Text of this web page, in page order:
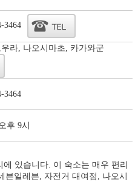
3464
우라, 나오시마초, 카가와군
3464
후 9시
있습니다. 이 숙소는 매우 편리
븐일레븐, 자전거 대여점, 나오시